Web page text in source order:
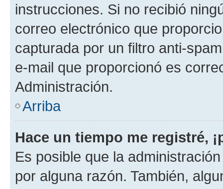
instrucciones. Si no recibió
correo electrónico que
capturada por un filtro anti-
e-mail que proporcionó es
Administración.
Arriba
Hace un tiempo me registré,
Es posible que la
por alguna razón. También,